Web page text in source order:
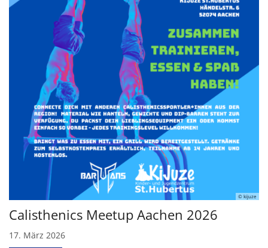
© kijuze
Calisthenics Meetup Aachen 2026
17. März 2026